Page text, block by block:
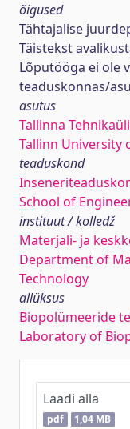
õigused
Tähtajalise
Täistekst
Lõputööga ei ole
teaduskonnas/
asutus
Tallinna
Tallinn University
teaduskond
School of
instituut / kolledž
Materjali- ja
Department of
Technology
allüksus
Biopolümeeride
Laboratory of
Laadi alla
pdf 1,04 MB